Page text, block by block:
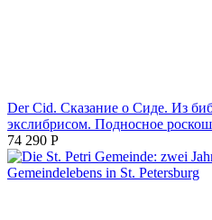
Der Cid. Сказание о Сиде. Из
экслибрисом. Подносное
74 290 Р